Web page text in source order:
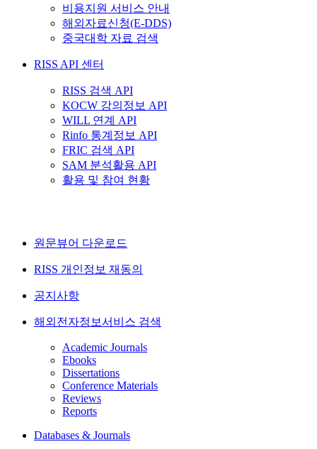
비용지원 서비스 안내
해외자료신청(E-DDS)
중국대학 자료 검색
RISS API 센터
RISS 검색 API
KOCW 강의정보 API
WILL 연계 API
Rinfo 통계정보 API
FRIC 검색 API
SAM 분석활용 API
활용 및 참여 현황
원문뷰어 다운로드
RISS 개인정보 재동의
공지사항
해외전자정보서비스 검색
Academic Journals
Ebooks
Dissertations
Conference Materials
Reviews
Reports
Databases & Journals